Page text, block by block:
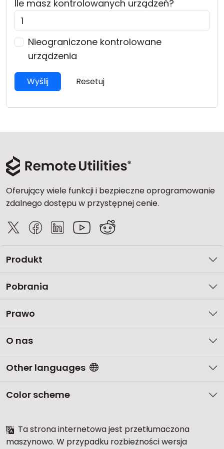
Ile masz kontrolowanych urządzeń?
Nieograniczone kontrolowane
urządzenia
Wyślij Resetuj
Oferujący wiele funkcji i bezpieczne oprogramowanie
zdalnego dostępu w przystępnej cenie.
Produkt
Pobrania
Prawo
O nas
Other languages
Color scheme
Ta strona internetowa jest przetłumaczona
maszynowo. W przypadku rozbieżności wersja
Chmura i lokalnie